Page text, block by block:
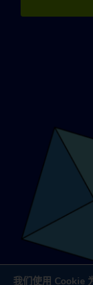
我们使用 Cookie